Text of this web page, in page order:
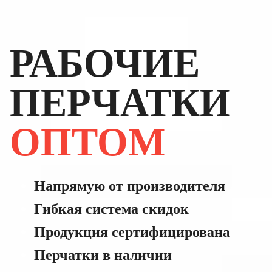
РАБОЧИЕ
ПЕРЧАТКИ
ОПТОМ
Напрямую от производителя
Гибкая система скидок
Продукция сертифицирована
Перчатки в наличии